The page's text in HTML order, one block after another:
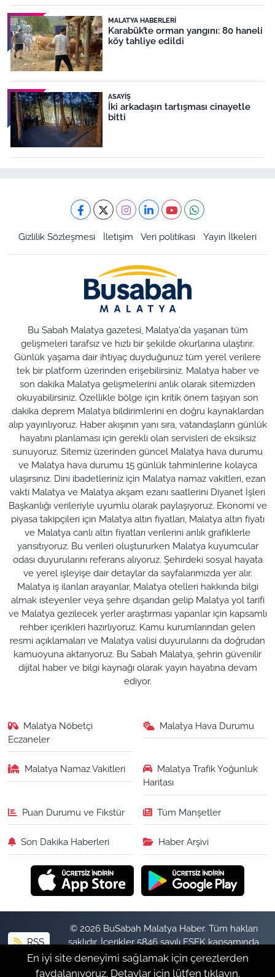
MALATYA HABERLERI
Karabük’te orman yangını: 80 haneli
köy tahliye edildi
ASAYIŞ
İki arkadaşın tartışması cinayetle
bitti
Gizlilik Sözleşmesi İletişim Veri politikası Yayın İlkeleri
Bu Sabah Malatya gazetesi, Malatya'da yaşanan tüm
gelişmeleri tarafsız ve hızlı bir şekilde okurlarına ulaştırır.
Günlük yaşama dair ihtiyaç duyduğunuz tüm yerel verilere
tek bir platform üzerinden erişebilirsiniz. Malatya haber ve
son dakika Malatya gelişmelerini anlık olarak sitemizden
okuyabilirsiniz. Özellikle bölge için kritik önem taşıyan son
dakika deprem Malatya bildirimlerini en doğru kaynaklardan
alıp yayınlıyoruz. Haber akışının yanı sıra, vatandaşların günlük
hayatını planlaması için gerekli olan servisleri de eksiksiz
sunuyoruz. Sitemiz üzerinden güncel Malatya hava durumu
ve Malatya hava durumu 15 günlük tahminlerine kolayca
ulaşırsınız. Dini ibadetleriniz için Malatya namaz vakitleri, ezan
vakti Malatya ve Malatya akşam ezanı saatlerini Diyanet İşleri
Başkanlığı verileriyle uyumlu olarak paylaşıyoruz. Ekonomi ve
piyasa takipçileri için Malatya altın fiyatları, Malatya altın fiyatı
ve Malatya canlı altın fiyatları verilerini anlık grafiklerle
yansıtıyoruz. Bu verileri oluştururken Malatya kuyumcular
odası duyurularını referans alıyoruz. Şehirdeki sosyal hayata
ve yerel işleyişe dair detaylar da sayfalarımızda yer alır.
Malatya iş ilanları arayanlar, Malatya otelleri hakkında bilgi
almak isteyenler veya şehre dışarıdan gelip Malatya yol tarifi
ve Malatya gezilecek yerler araştırması yapanlar için kapsamlı
rehber içerikleri hazırlıyoruz. Kamu kurumlarından gelen
resmi açıklamaları ve Malatya valisi duyurularını da doğrudan
kamuoyuna aktarıyoruz. Bu Sabah Malatya, şehrin güvenilir
dijital haber ve bilgi kaynağı olarak yayın hayatına devam
ediyor.
Malatya Nöbetçi
Eczaneler
Malatya Hava Durumu
Malatya Namaz Vakitleri
Malatya Trafik Yoğunluk
Haritası
Puan Durumu ve Fikstür Tüm Manşetler
Son Dakika Haberleri Haber Arşivi
RSS
© 2026 BuSabah Malatya Haber. Tüm hakları
saklıdır. İçerikler 5846 sayılı FSEK kapsamında
izinsiz kopyalanamaz.
En iyi site deneyimi sağlamak için çerezlerden
faydalanıyoruz. Detaylar için lütfen tıklayın.